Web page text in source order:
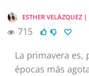
ESTHER VELÁZQUEZ
715
La primavera es,
épocas más